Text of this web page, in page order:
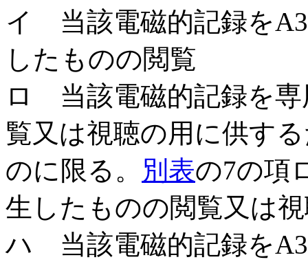
イ 当該電磁的記録を
したものの閲覧
ロ 当該電磁的記録を専
覧又は視聴の用に供す
のに限る。 別表の7の項
生したものの閲覧又は
ハ 当該電磁的記録を